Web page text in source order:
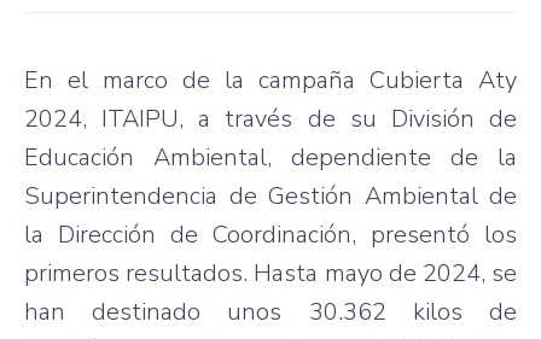
En el marco de la campaña Cubierta Aty
2024, ITAIPU, a través de su División de
Educación Ambiental, dependiente de la
Superintendencia de Gestión Ambiental de
la Dirección de Coordinación, presentó los
primeros resultados. Hasta mayo de 2024, se
han destinado unos 30.362 kilos de